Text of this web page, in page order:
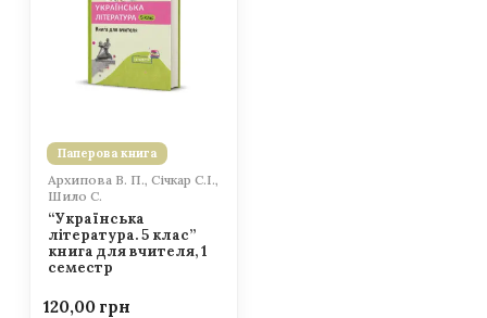
Паперова книга
Архипова В. П., Січкар С.І.,
Шило С.
“Українська
література. 5 клас”
книга для вчителя, 1
семестр
120,00